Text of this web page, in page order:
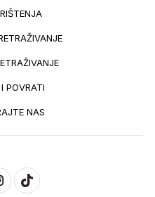
POVRATI
NAS